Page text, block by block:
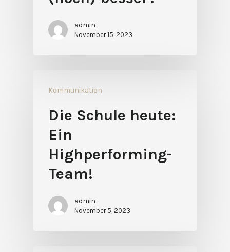
admin
November 15, 2023
Kommunikation
Die Schule heute:
Ein
Highperforming-
Team!
admin
November 5, 2023